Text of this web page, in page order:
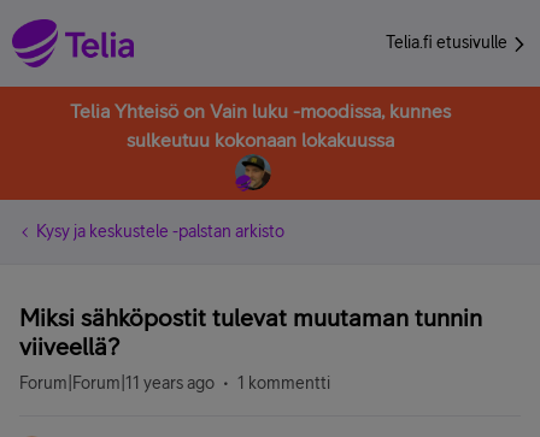
Telia.fi etusivulle
Telia Yhteisö on Vain luku -moodissa, kunnes
sulkeutuu kokonaan lokakuussa
Kysy ja keskustele -palstan arkisto
Miksi sähköpostit tulevat muutaman tunnin
viiveellä?
Forum|Forum|11 years ago 1 kommentti